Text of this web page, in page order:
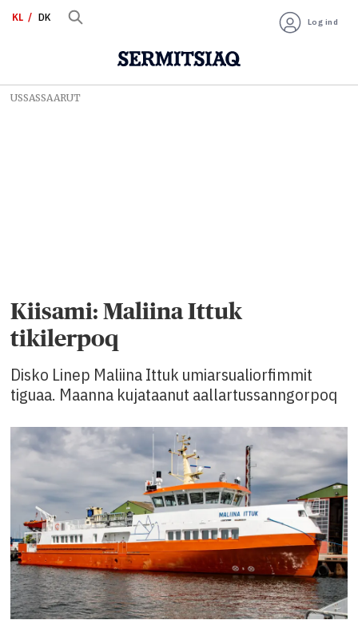
KL DK Log ind
USSASSAARUT
Kiisami: Maliina Ittuk
tikilerpoq
Disko Linep Maliina Ittuk umiarsualiorfimmit
tiguaa. Maanna kujataanut aallartussanngorpoq